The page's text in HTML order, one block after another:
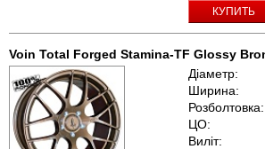
КУПИТЬ
Voin Total Forged Stamina-TF Glossy
Діаметр:
Ширина:
Розболтовка:
ЦО:
Виліт: